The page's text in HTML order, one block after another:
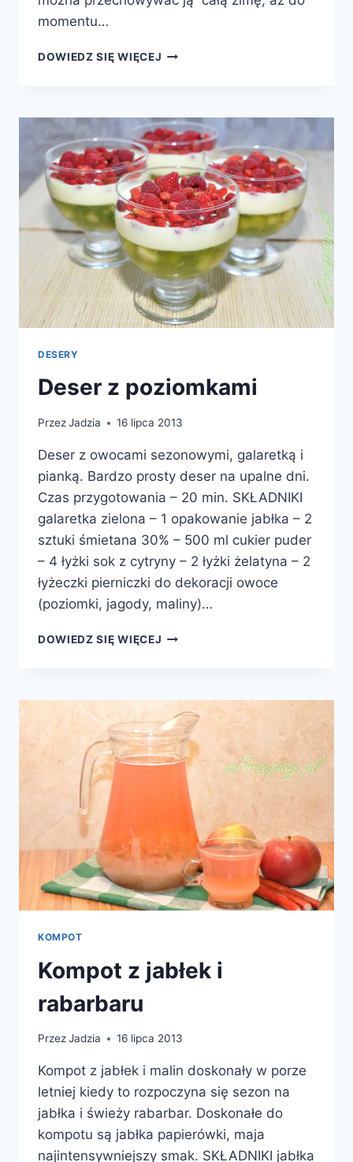
momentu…
DOWIEDZ SIĘ WIĘCEJ SUSZONE
DESERY
Deser z poziomkami
PrzezJadzia 16 lipca 2013
Deser z owocami sezonowymi, galaretką i
pianką. Bardzo prosty deser na upalne dni.
Czas przygotowania – 20 min. SKŁADNIKI
galaretka zielona – 1 opakowanie jabłka – 2
sztuki śmietana 30% – 500 ml cukier puder
– 4 łyżki sok z cytryny – 2 łyżki żelatyna – 2
łyżeczki pierniczki do dekoracji owoce
(poziomki, jagody, maliny)…
DOWIEDZ SIĘ WIĘCEJ DESER
KOMPOT
Kompot z jabłek i
rabarbaru
PrzezJadzia 16 lipca 2013
Kompot z jabłek i malin doskonały w porze
letniej kiedy to rozpoczyna się sezon na
jabłka i świeży rabarbar. Doskonałe do
kompotu są jabłka papierówki, maja
najintensywniejszy smak. SKŁADNIKI jabłka